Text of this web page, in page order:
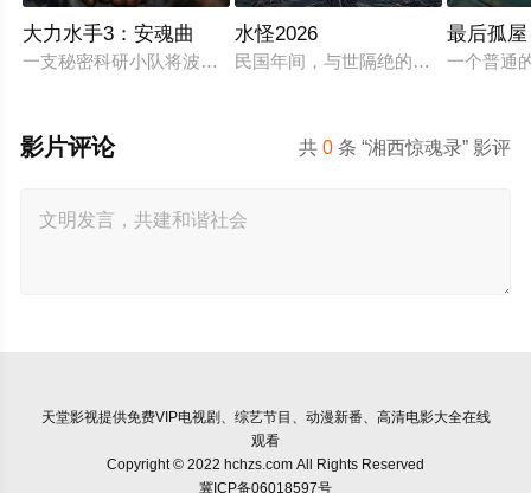
大力水手3：安魂曲
一支秘密科研小队将波派囚禁在地下军事基地，试图驯化并利用
水怪2026
民国年间，与世隔绝的怪水村被湖中
最后孤屋
一个普通
共0 条 “湘西惊魂录” 影评
影片评论
天堂影视提供免费VIP电视剧、综艺节目、动漫新番、高清电影大全在线
观看
Copyright © 2022 hchzs.com All Rights Reserved
冀ICP备06018597号